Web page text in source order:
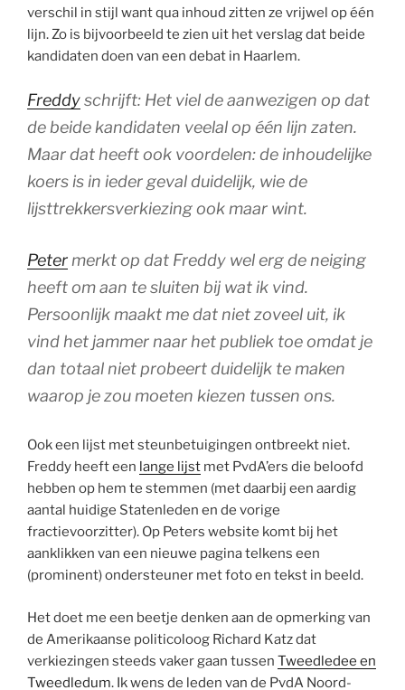
verschil in stijl want qua inhoud zitten ze vrijwel op één
lijn. Zo is bijvoorbeeld te zien uit het verslag dat beide
kandidaten doen van een debat in Haarlem.
Freddyschrijft: Het viel de aanwezigen op dat
de beide kandidaten veelal op één lijn zaten.
Maar dat heeft ook voordelen: de inhoudelijke
koers is in ieder geval duidelijk, wie de
lijsttrekkersverkiezing ook maar wint.
Petermerkt op dat Freddy wel erg de neiging
heeft om aan te sluiten bij wat ik vind.
Persoonlijk maakt me dat niet zoveel uit, ik
vind het jammer naar het publiek toe omdat je
dan totaal niet probeert duidelijk te maken
waarop je zou moeten kiezen tussen ons.
Ook een lijst met steunbetuigingen ontbreekt niet.
Freddy heeft een lange lijst met PvdA’ers die beloofd
hebben op hem te stemmen (met daarbij een aardig
aantal huidige Statenleden en de vorige
fractievoorzitter). Op Peters website komt bij het
aanklikken van een nieuwe pagina telkens een
(prominent) ondersteuner met foto en tekst in beeld.
Het doet me een beetje denken aan de opmerking van
de Amerikaanse politicoloog Richard Katz dat
verkiezingen steeds vaker gaan tussen Tweedledee en
Tweedledum. Ik wens de leden van de PvdA Noord-